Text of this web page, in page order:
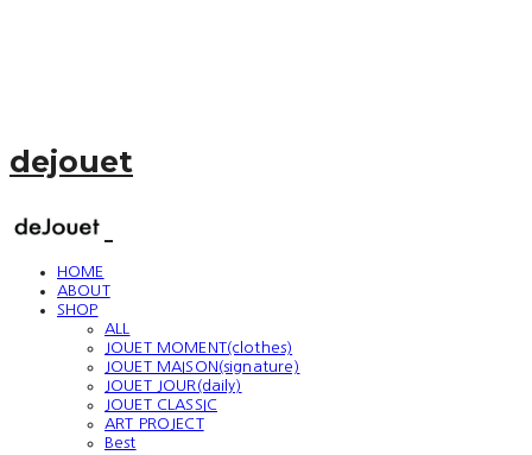
dejouet
HOME
ABOUT
SHOP
ALL
JOUET MOMENT(clothes)
JOUET MAISON(signature)
JOUET JOUR(daily)
JOUET CLASSIC
ART PROJECT
Best